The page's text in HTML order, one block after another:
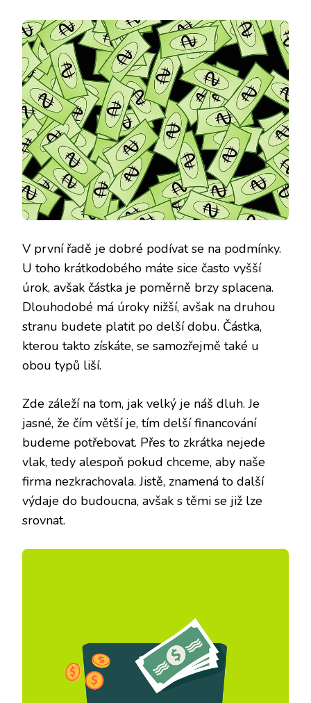
V první řadě je dobré podívat se na podmínky.
U toho krátkodobého máte sice často vyšší
úrok, avšak částka je poměrně brzy splacena.
Dlouhodobé má úroky nižší, avšak na druhou
stranu budete platit po delší dobu. Částka,
kterou takto získáte, se samozřejmě také u
obou typů liší.
Zde záleží na tom, jak velký je náš dluh. Je
jasné, že čím větší je, tím delší financování
budeme potřebovat. Přes to zkrátka nejede
vlak, tedy alespoň pokud chceme, aby naše
firma nezkrachovala. Jistě, znamená to další
výdaje do budoucna, avšak s těmi se již lze
srovnat.